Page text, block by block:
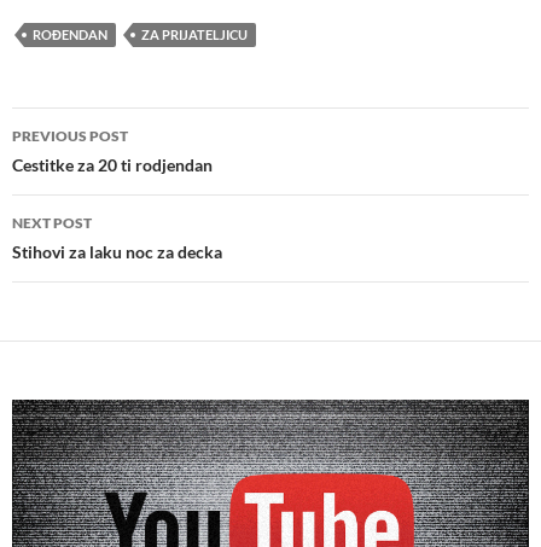
e
b
o
o
k
se
n
g
er
at
s
A
p
er
ROĐENDAN ZA PRIJATELJICU
Post
navigation
PREVIOUS POST
Cestitke za 20 ti rodjendan
NEXT POST
Stihovi za laku noc za decka